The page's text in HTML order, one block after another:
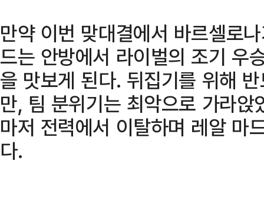
만약 이번 맞대결에서 바르셀로
드는 안방에서 라이벌의 조기 우
을 맛보게 된다. 뒤집기를 위해
만, 팀 분위기는 최악으로 가라
마저 전력에서 이탈하며 레알 마
다.